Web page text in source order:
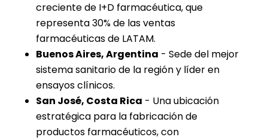
creciente de I+D farmacéutica, que
representa 30% de las ventas
farmacéuticas de LATAM.
Buenos Aires, Argentina - Sede del mejor
sistema sanitario de la región y líder en
ensayos clínicos.
San José, Costa Rica - Una ubicación
estratégica para la fabricación de
productos farmacéuticos, con